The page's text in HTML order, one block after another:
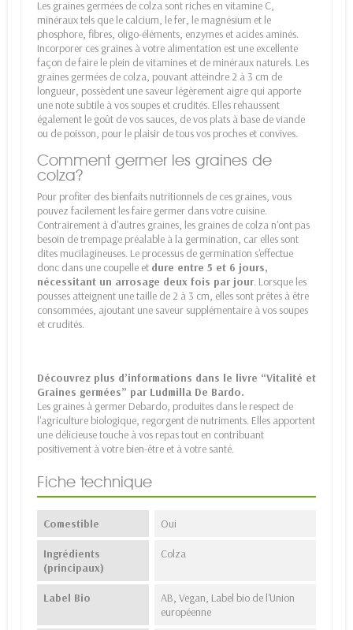
Les graines germées de colza sont riches en vitamine C,
minéraux tels que le calcium, le fer, le magnésium et le
phosphore, fibres, oligo-éléments, enzymes et acides aminés.
Incorporer ces graines à votre alimentation est une excellente
façon de faire le plein de vitamines et de minéraux naturels. Les
graines germées de colza, pouvant atteindre 2 à 3 cm de
longueur, possèdent une saveur légèrement aigre qui apporte
une note subtile à vos soupes et crudités. Elles rehaussent
également le goût de vos sauces, de vos plats à base de viande
ou de poisson, pour le plaisir de tous vos proches et convives.
Comment germer les graines de
colza?
Pour profiter des bienfaits nutritionnels de ces graines, vous
pouvez facilement les faire germer dans votre cuisine.
Contrairement à d'autres graines, les graines de colza n'ont pas
besoin de trempage préalable à la germination, car elles sont
dites mucilagineuses. Le processus de germination s'effectue
donc dans une coupelle et dure entre 5 et 6 jours,
nécessitant un arrosage deux fois par jour. Lorsque les
pousses atteignent une taille de 2 à 3 cm, elles sont prêtes à être
consommées, ajoutant une saveur supplémentaire à vos soupes
et crudités.
Découvrez plus d’informations dans le livre “Vitalité et
Graines germées” par Ludmilla De Bardo.
Les graines à germer Debardo, produites dans le respect de
l'agriculture biologique, regorgent de nutriments. Elles apportent
une délicieuse touche à vos repas tout en contribuant
positivement à votre bien-être et à votre santé.
Fiche technique
Comestible Oui
Ingrédients
(principaux)
Colza
Label Bio
AB, Vegan, Label bio de l'Union
européenne